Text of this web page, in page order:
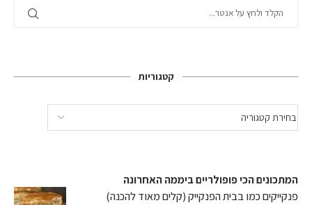
קטגוריות
המתכונים הכי פופולריים ביממה האחרונה
פנקייקים כמו בבית הפנקייק (קלים מאוד להכנה)